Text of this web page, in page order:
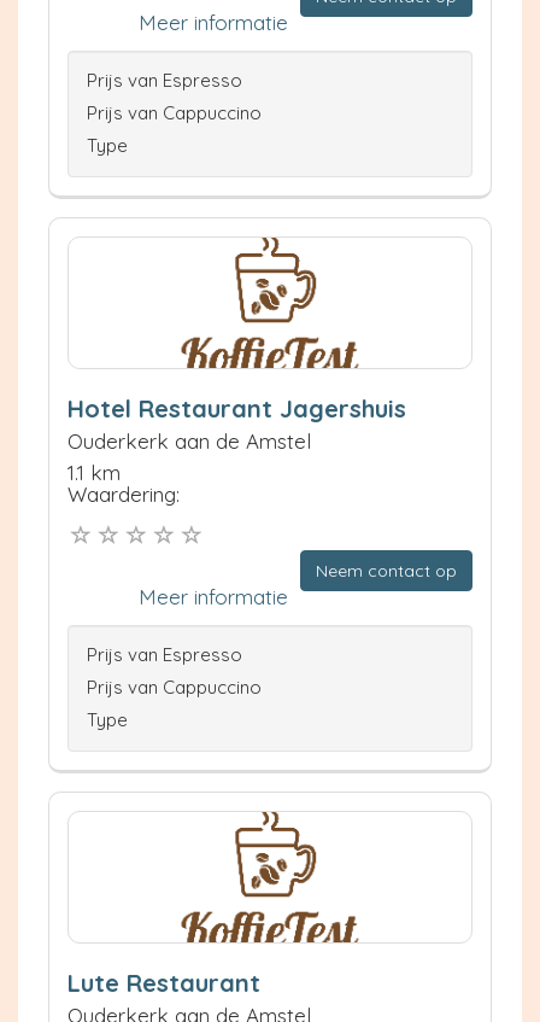
Meer informatie
Prijs van Espresso
Prijs van Cappuccino
Type
Hotel Restaurant Jagershuis
Ouderkerk aan de Amstel
1.1 km
Waardering:
Neem contact op
Meer informatie
Prijs van Espresso
Prijs van Cappuccino
Type
Lute Restaurant
Ouderkerk aan de Amstel